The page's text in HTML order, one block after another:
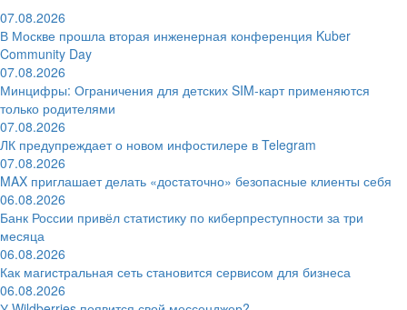
07.08.2026
В Москве прошла вторая инженерная конференция Kuber
Community Day
07.08.2026
Минцифры: Ограничения для детских SIM-карт применяются
только родителями
07.08.2026
ЛК предупреждает о новом инфостилере в Telegram
07.08.2026
MAX приглашает делать «достаточно» безопасные клиенты себя
06.08.2026
Банк России привёл статистику по киберпреступности за три
месяца
06.08.2026
Как магистральная сеть становится сервисом для бизнеса
06.08.2026